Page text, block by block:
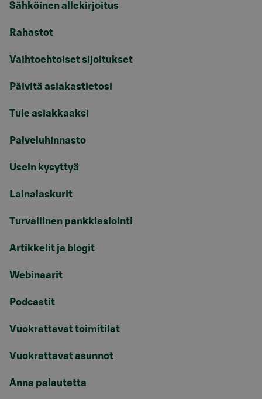
Sähköinen allekirjoitus
Rahastot
Vaihtoehtoiset sijoitukset
Päivitä asiakastietosi
Tule asiakkaaksi
Palveluhinnasto
Usein kysyttyä
Lainalaskurit
Turvallinen pankkiasiointi
Artikkelit ja blogit
Webinaarit
Podcastit
Vuokrattavat toimitilat
Vuokrattavat asunnot
Anna palautetta